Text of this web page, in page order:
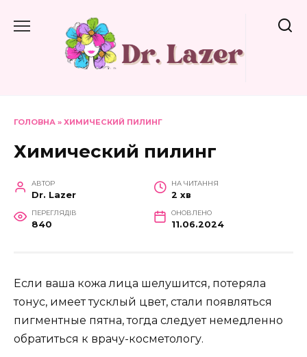
до
ГОЛОВНА » ХИМИЧЕСКИЙ ПИЛИНГ
Химический пилинг
АВТОР
Dr. Lazer
НА ЧИТАННЯ
2 хв
ПЕРЕГЛЯДІВ
840
ОНОВЛЕНО
11.06.2024
Если ваша кожа лица шелушится, потеряла
тонус, имеет тусклый цвет, стали появляться
пигментные пятна, тогда следует немедленно
обратиться к врачу-косметологу.